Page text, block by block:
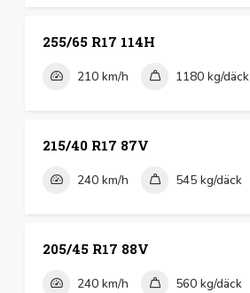
255/65 R17 114H
210 km/h 1180 kg/däck
215/40 R17 87V
240 km/h 545 kg/däck
205/45 R17 88V
240 km/h 560 kg/däck